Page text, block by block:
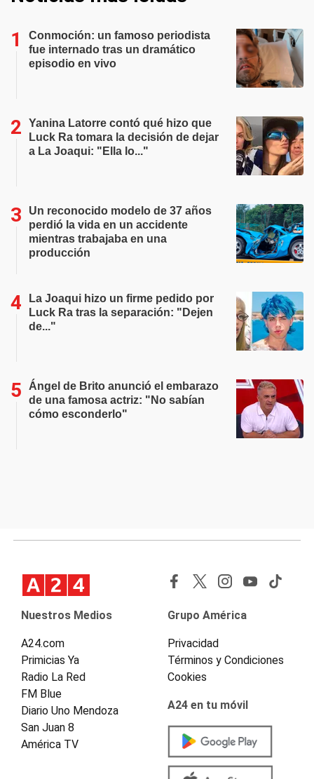
Conmoción: un famoso periodista
fue internado tras un dramático
episodio en vivo
Yanina Latorre contó qué hizo que
Luck Ra tomara la decisión de dejar
a La Joaqui: "Ella lo..."
Un reconocido modelo de 37 años
perdió la vida en un accidente
mientras trabajaba en una
producción
La Joaqui hizo un firme pedido por
Luck Ra tras la separación: "Dejen
de..."
Ángel de Brito anunció el embarazo
de una famosa actriz: "No sabían
cómo esconderlo"
Nuestros Medios
A24.com
Primicias Ya
Radio La Red
FM Blue
Diario Uno Mendoza
San Juan 8
América TV
Grupo América
Privacidad
Términos y Condiciones
Cookies
A24 en tu móvil